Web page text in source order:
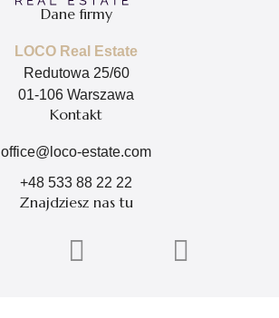
Dane firmy
LOCO Real Estate
Redutowa 25/60
01-106 Warszawa
Kontakt
office@loco-estate.com
+48 533 88 22 22
Znajdziesz nas tu